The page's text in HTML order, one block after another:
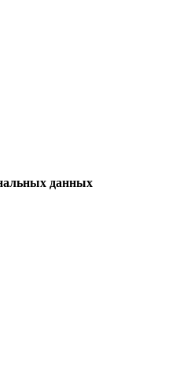
данных